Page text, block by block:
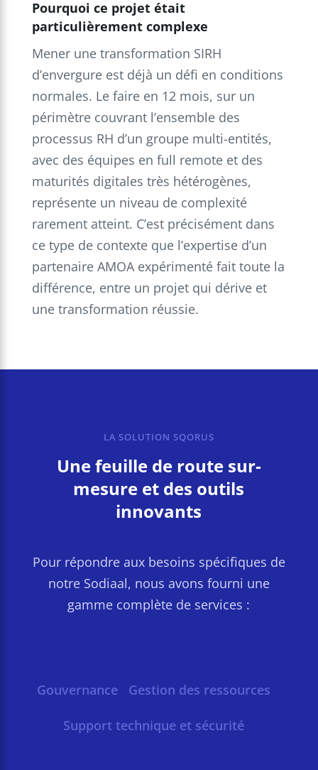
Pourquoi ce projet était
particulièrement complexe
Mener une transformation SIRH
d’envergure est déjà un défi en conditions
normales. Le faire en 12 mois, sur un
périmètre couvrant l’ensemble des
processus RH d’un groupe multi-entités,
avec des équipes en full remote et des
maturités digitales très hétérogènes,
représente un niveau de complexité
rarement atteint. C’est précisément dans
ce type de contexte que l’expertise d’un
partenaire AMOA expérimenté fait toute la
différence, entre un projet qui dérive et
une transformation réussie.
LA SOLUTION SQORUS
Une feuille de route sur-
mesure et des outils
innovants
Pour répondre aux besoins spécifiques de
notre Sodiaal, nous avons fourni une
gamme complète de services :
Gouvernance Gestion des ressources
Support technique et sécurité